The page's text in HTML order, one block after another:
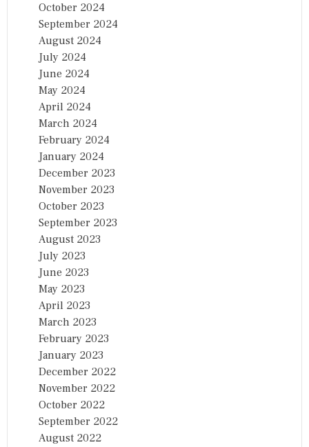
October 2024
September 2024
August 2024
July 2024
June 2024
May 2024
April 2024
March 2024
February 2024
January 2024
December 2023
November 2023
October 2023
September 2023
August 2023
July 2023
June 2023
May 2023
April 2023
March 2023
February 2023
January 2023
December 2022
November 2022
October 2022
September 2022
August 2022